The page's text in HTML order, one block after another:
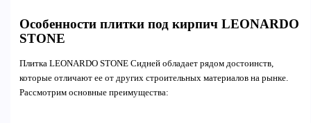
Особенности плитки под кирпич LEONARDO
STONE
Плитка LEONARDO STONE Сидней обладает рядом достоинств,
которые отличают ее от других строительных материалов на рынке.
Рассмотрим основные преимущества: